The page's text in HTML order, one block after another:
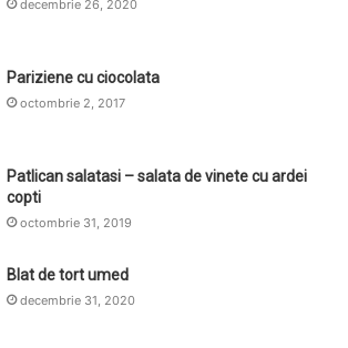
decembrie 26, 2020
Pariziene cu ciocolata
octombrie 2, 2017
Patlican salatasi – salata de vinete cu ardei
copti
octombrie 31, 2019
Blat de tort umed
decembrie 31, 2020